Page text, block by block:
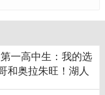
一高中生：我的选
和奥拉朱旺！湖人